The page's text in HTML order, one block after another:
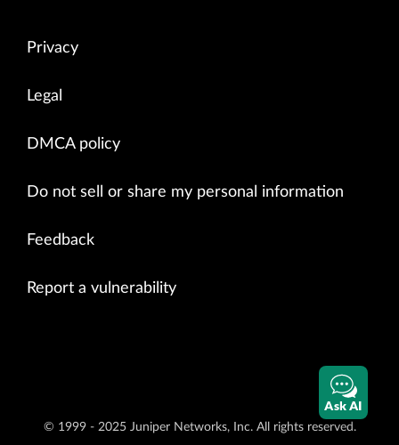
Privacy
Legal
DMCA policy
Do not sell or share my personal information
Feedback
Report a vulnerability
© 1999 - 2025 Juniper Networks, Inc. All rights reserved.
Ask AI